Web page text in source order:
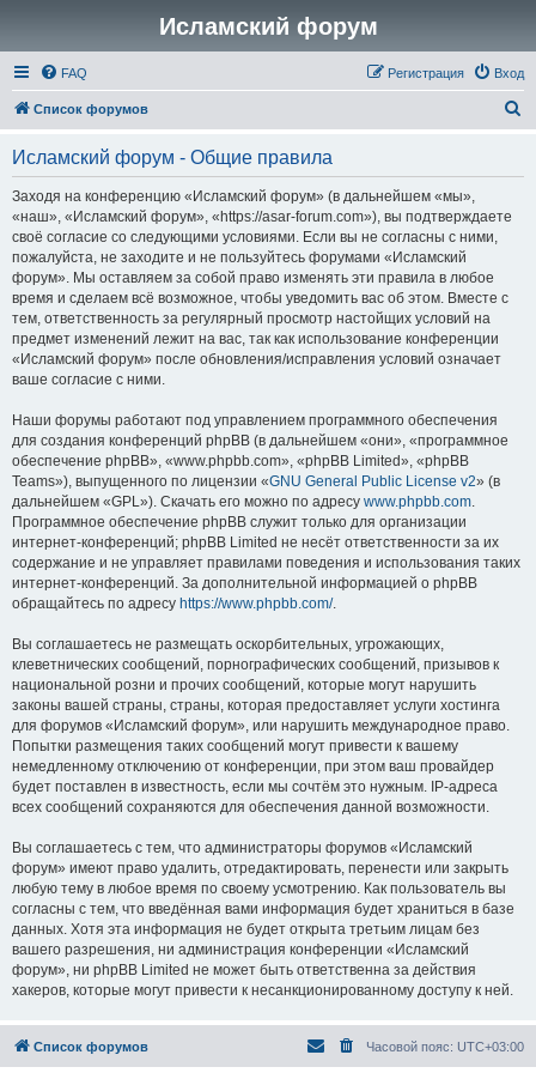
Исламский форум
FAQ Вход
Регистрация
Список форумов
Исламский форум - Общие правила
Заходя на конференцию «Исламский форум» (в дальнейшем «мы»,
«наш», «Исламский форум», «https://asar-forum.com»), вы подтверждаете
своё согласие со следующими условиями. Если вы не согласны с ними,
пожалуйста, не заходите и не пользуйтесь форумами «Исламский
форум». Мы оставляем за собой право изменять эти правила в любое
время и сделаем всё возможное, чтобы уведомить вас об этом. Вместе с
тем, ответственность за регулярный просмотр настойщих условий на
предмет изменений лежит на вас, так как использование конференции
«Исламский форум» после обновления/исправления условий означает
ваше согласие с ними.
Наши форумы работают под управлением программного обеспечения
для создания конференций phpBB (в дальнейшем «они», «программное
обеспечение phpBB», «www.phpbb.com», «phpBB Limited», «phpBB
Teams»), выпущенного по лицензии «GNU General Public License v2» (в
дальнейшем «GPL»). Скачать его можно по адресу www.phpbb.com.
Программное обеспечение phpBB служит только для организации
интернет-конференций; phpBB Limited не несёт ответственности за их
содержание и не управляет правилами поведения и использования таких
интернет-конференций. За дополнительной информацией о phpBB
обращайтесь по адресу https://www.phpbb.com/.
Вы соглашаетесь не размещать оскорбительных, угрожающих,
клеветнических сообщений, порнографических сообщений, призывов к
национальной розни и прочих сообщений, которые могут нарушить
законы вашей страны, страны, которая предоставляет услуги хостинга
для форумов «Исламский форум», или нарушить международное право.
Попытки размещения таких сообщений могут привести к вашему
немедленному отключению от конференции, при этом ваш провайдер
будет поставлен в известность, если мы сочтём это нужным. IP-адреса
всех сообщений сохраняются для обеспечения данной возможности.
Вы соглашаетесь с тем, что администраторы форумов «Исламский
форум» имеют право удалить, отредактировать, перенести или закрыть
любую тему в любое время по своему усмотрению. Как пользователь вы
согласны с тем, что введённая вами информация будет храниться в базе
данных. Хотя эта информация не будет открыта третьим лицам без
вашего разрешения, ни администрация конференции «Исламский
форум», ни phpBB Limited не может быть ответственна за действия
хакеров, которые могут привести к несанкционированному доступу к ней.
Список форумов Часовой пояс: UTC+03:00